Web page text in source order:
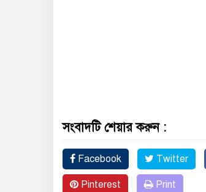
সংবাদটি শেয়ার করুন :
Facebook Twitter
Pinterest Print